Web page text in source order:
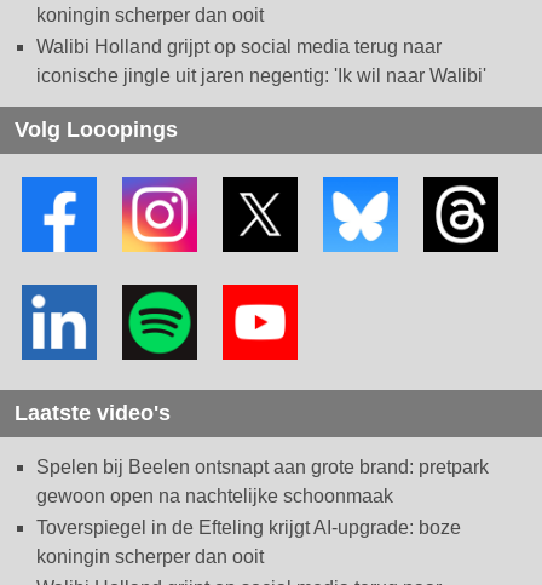
koningin scherper dan ooit
Walibi Holland grijpt op social media terug naar
iconische jingle uit jaren negentig: 'Ik wil naar Walibi'
Volg Looopings
Laatste video's
Spelen bij Beelen ontsnapt aan grote brand: pretpark
gewoon open na nachtelijke schoonmaak
Toverspiegel in de Efteling krijgt AI-upgrade: boze
koningin scherper dan ooit